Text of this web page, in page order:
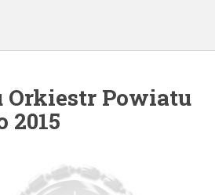
Orkiestr Powiatu
2015